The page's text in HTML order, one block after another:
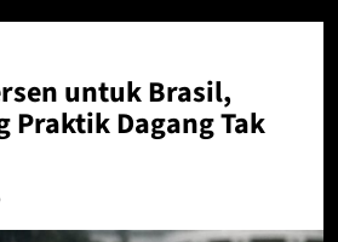
untuk Brasil,
Praktik Dagang Tak